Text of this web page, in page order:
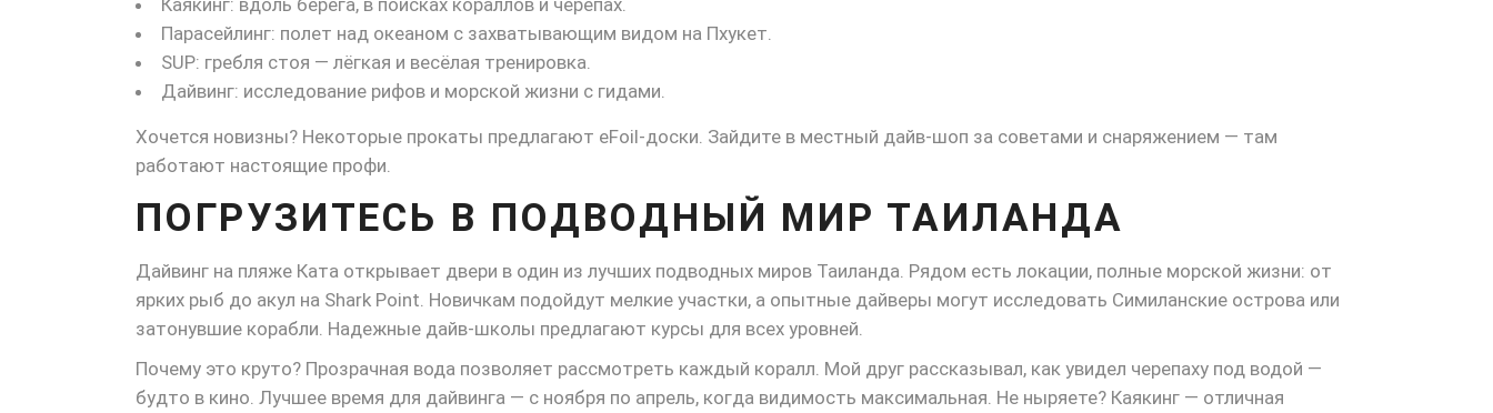
Парасейлинг: полет над океаном с захватывающим видом на Пхукет.
SUP: гребля стоя — лёгкая и весёлая тренировка.
Дайвинг: исследование рифов и морской жизни с гидами.
Хочется новизны? Некоторые прокаты предлагают eFoil-доски. Зайдите в местный дайв-шоп за советами и снаряжением — там
работают настоящие профи.
ПОГРУЗИТЕСЬ В ПОДВОДНЫЙ МИР ТАИЛАНДА
Дайвинг на пляже Ката открывает двери в один из лучших подводных миров Таиланда. Рядом есть локации, полные морской жизни: от
ярких рыб до акул на Shark Point. Новичкам подойдут мелкие участки, а опытные дайверы могут исследовать Симиланские острова или
затонувшие корабли. Надежные дайв-школы предлагают курсы для всех уровней.
Почему это круто? Прозрачная вода позволяет рассмотреть каждый коралл. Мой друг рассказывал, как увидел черепаху под водой —
будто в кино. Лучшее время для дайвинга — с ноября по апрель, когда видимость максимальная. Не ныряете? Каякинг — отличная